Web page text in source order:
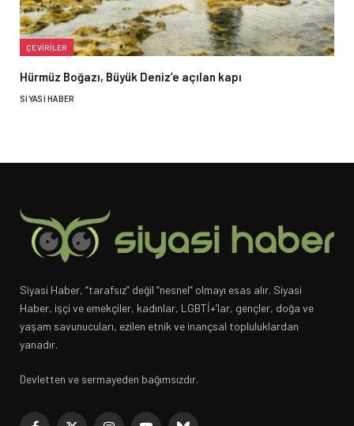
ÇEVIRILER
Hürmüz Boğazı, Büyük Deniz’e açılan kapı
SIYASI HABER
Siyasi Haber, “tarafsız” değil “nesnel” olmayı esas alır. Siyasi
Haber, işçi ve emekçiler, kadınlar, LGBTİ+’lar, gençler, doğa ve
yaşam savunucuları, ezilen etnik ve inançsal topluluklardan
yanadır.
Devletten ve sermayeden bağımsızdır.